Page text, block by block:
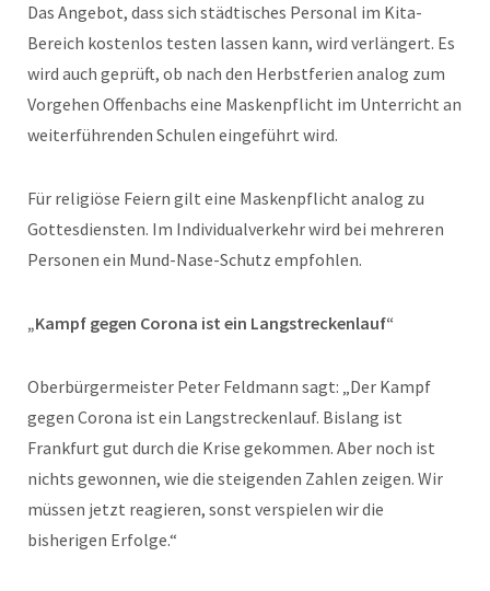
Das Angebot, dass sich städtisches Personal im Kita-
Bereich kostenlos testen lassen kann, wird verlängert. Es
wird auch geprüft, ob nach den Herbstferien analog zum
Vorgehen Offenbachs eine Maskenpflicht im Unterricht an
weiterführenden Schulen eingeführt wird.
Für religiöse Feiern gilt eine Maskenpflicht analog zu
Gottesdiensten. Im Individualverkehr wird bei mehreren
Personen ein Mund-Nase-Schutz empfohlen.
„Kampf gegen Corona ist ein Langstreckenlauf“
Oberbürgermeister Peter Feldmann sagt: „Der Kampf
gegen Corona ist ein Langstreckenlauf. Bislang ist
Frankfurt gut durch die Krise gekommen. Aber noch ist
nichts gewonnen, wie die steigenden Zahlen zeigen. Wir
müssen jetzt reagieren, sonst verspielen wir die
bisherigen Erfolge.“